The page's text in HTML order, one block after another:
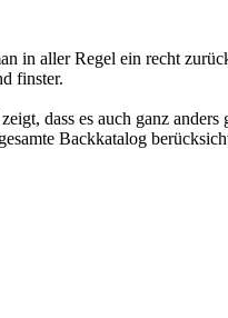
in aller Regel ein recht
finster.
dass es auch ganz
Backkatalog